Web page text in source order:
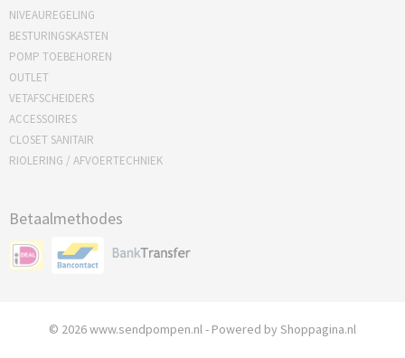
NIVEAUREGELING
BESTURINGSKASTEN
POMP TOEBEHOREN
OUTLET
VETAFSCHEIDERS
ACCESSOIRES
CLOSET SANITAIR
RIOLERING / AFVOERTECHNIEK
Betaalmethodes
© 2026 www.sendpompen.nl - Powered by Shoppagina.nl